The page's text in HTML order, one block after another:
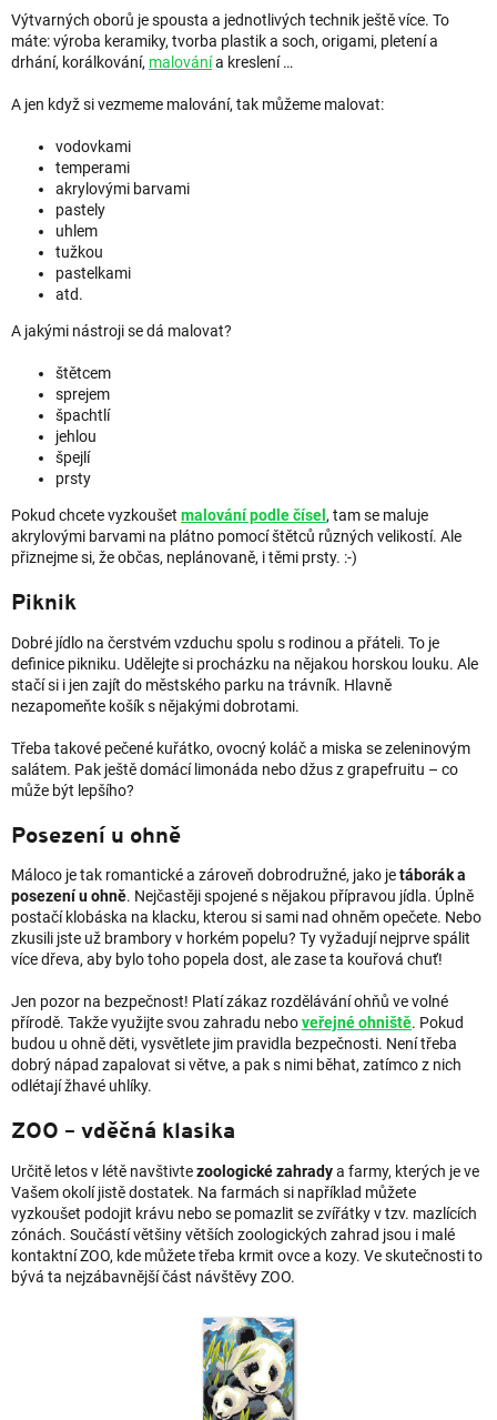
Výtvarných oborů je spousta a jednotlivých technik ještě více. To
máte: výroba keramiky, tvorba plastik a soch, origami, pletení a
drhání, korálkování, malovánía kreslení …
A jen když si vezmeme malování, tak můžeme malovat:
vodovkami
temperami
akrylovými barvami
pastely
uhlem
tužkou
pastelkami
atd.
A jakými nástroji se dá malovat?
štětcem
sprejem
špachtlí
jehlou
špejlí
prsty
Pokud chcete vyzkoušet malování podle čísel , tam se maluje
akrylovými barvami na plátno pomocí štětců různých velikostí. Ale
přiznejme si, že občas, neplánovaně, i těmi prsty. :-)
Piknik
Dobré jídlo na čerstvém vzduchu spolu s rodinou a přáteli. To je
definice pikniku. Udělejte si procházku na nějakou horskou louku. Ale
stačí si i jen zajít do městského parku na trávník. Hlavně
nezapomeňte košík s nějakými dobrotami.
Třeba takové pečené kuřátko, ovocný koláč a miska se zeleninovým
salátem. Pak ještě domácí limonáda nebo džus z grapefruitu – co
může být lepšího?
Posezení u ohně
Máloco je tak romantické a zároveň dobrodružné, jako jetáborák a
posezení u ohně. Nejčastěji spojené s nějakou přípravou jídla. Úplně
postačí klobáska na klacku, kterou si sami nad ohněm opečete. Nebo
zkusili jste už brambory v horkém popelu? Ty vyžadují nejprve spálit
více dřeva, aby bylo toho popela dost, ale zase ta kouřová chuť!
Jen pozor na bezpečnost! Platí zákaz rozdělávání ohňů ve volné
přírodě. Takže využijte svou zahradu neboveřejné ohniště. Pokud
budou u ohně děti, vysvětlete jim pravidla bezpečnosti. Není třeba
dobrý nápad zapalovat si větve, a pak s nimi běhat, zatímco z nich
odlétají žhavé uhlíky.
ZOO – vděčná klasika
Určitě letos v létě navštivtezoologické zahradya farmy, kterých je ve
Vašem okolí jistě dostatek. Na farmách si například můžete
vyzkoušet podojit krávu nebo se pomazlit se zvířátky v tzv. mazlících
zónách. Součástí většiny větších zoologických zahrad jsou i malé
kontaktní ZOO, kde můžete třeba krmit ovce a kozy. Ve skutečnosti to
bývá ta nejzábavnější část návštěvy ZOO.